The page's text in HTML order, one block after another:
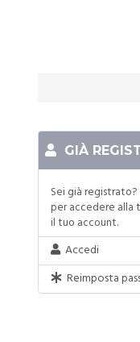
GIÀ
Sei già
per accedere alla
il tuo account.
Accedi
Reimposta